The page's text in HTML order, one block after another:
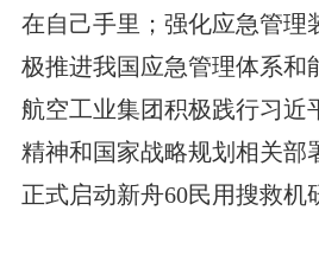
在自己手里；强化应急管理
极推进我国应急管理体系和
航空工业集团积极践行习近
精神和国家战略规划相关部
正式启动新舟60民用搜救机